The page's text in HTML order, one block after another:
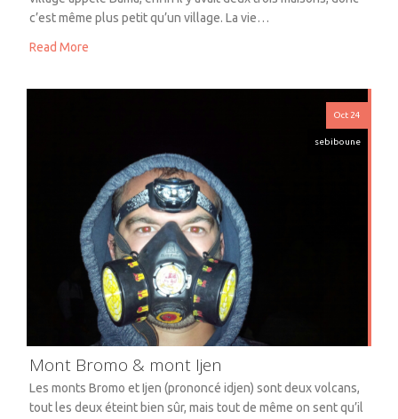
c’est même plus petit qu’un village. La vie…
Read More
Oct 24
sebiboune
Mont Bromo & mont Ijen
Les monts Bromo et Ijen (prononcé idjen) sont deux volcans,
tout les deux éteint bien sûr, mais tout de même on sent qu’il